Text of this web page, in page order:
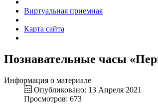
Виртуальная приемная
Карта сайта
Познавательные часы
Информация о материале
Опубликовано: 13 Апреля 2021
Просмотров: 673